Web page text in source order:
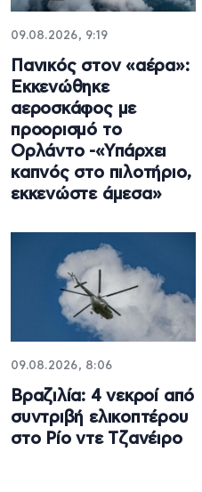
09.08.2026, 9:19
Πανικός στον «αέρα»:
Εκκενώθηκε
αεροσκάφος με
προορισμό το
Ορλάντο -«Υπάρχει
καπνός στο πιλοτήριο,
εκκενώστε άμεσα»
09.08.2026, 8:06
Βραζιλία: 4 νεκροί από
συντριβή ελικοπτέρου
στο Ρίο ντε Τζανέιρο